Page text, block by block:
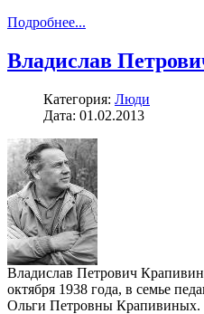
Подробнее...
Владислав
Категория: Люди
Дата: 01.02.2013
Владислав Петрович
октября 1938 года, в семье
Ольги Петровны Крапивиных.